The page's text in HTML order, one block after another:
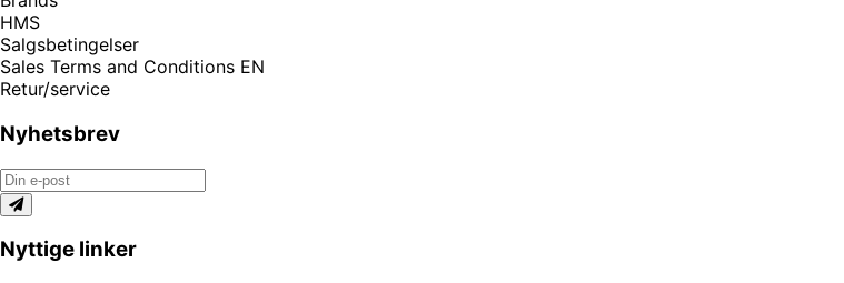
HMS
Salgsbetingelser
Sales Terms and Conditions EN
Retur/service
Nyhetsbrev
Nyttige linker